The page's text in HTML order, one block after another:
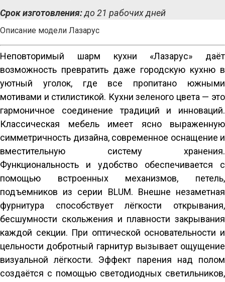
Срок изготовления:до 21 рабочих дней
Описание модели Лазарус
Неповторимый шарм кухни «Лазарус» даёт
возможность превратить даже городскую кухню в
уютный уголок, где все пропитано южными
мотивами и стилистикой. Кухни зеленого цвета — это
гармоничное соединение традиций и инноваций.
Классическая мебель имеет ясно выраженную
симметричность дизайна, современное оснащение и
вместительную систему хранения.
Функциональность и удобство обеспечивается с
помощью встроенных механизмов, петель,
подъемников из серии BLUM. Внешне незаметная
фурнитура способствует лёгкости открывания,
бесшумности скольжения и плавности закрывания
каждой секции. При оптической основательности и
цельности добротный гарнитур вызывает ощущение
визуальной лёгкости. Эффект парения над полом
создаётся с помощью светодиодных светильников,